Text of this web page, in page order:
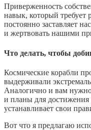
Приверженность
навык, который требует
постоянно заставляет
и жертвовать нашими
Что делать, чтобы
Космические корабли
выдерживали
Аналогично и вам
и планы для достижения
устанавливает свои
Вот что я предлагаю